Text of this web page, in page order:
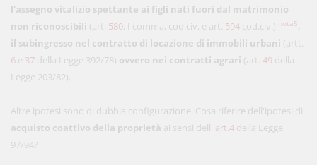
l'assegno vitalizio spettante ai figli nati fuori dal matrimonio
non riconoscibili (art. 580, I comma, cod.civ. e art. 594 cod.civ.) nota5,
il subingresso nel contratto di locazione di immobili urbani (artt.
6 e 37 della Legge 392/78) ovvero nei contratti agrari (art. 49 della
Legge 203/82).
Altre ipotesi sono di dubbia configurazione. Cosa riferire dell'ipotesi di
acquisto coattivo della proprietà ai sensi dell' art.4 della Legge
97/94?